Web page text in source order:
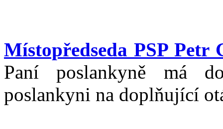
Místopředseda PSP Petr
Paní poslankyně má
poslankyni na doplňující